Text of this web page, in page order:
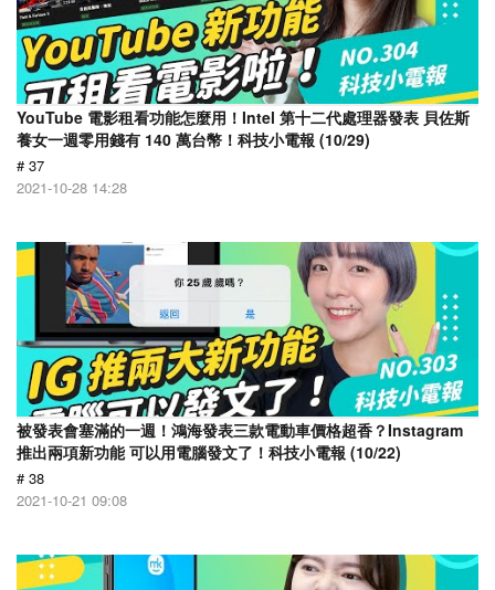
YouTube 電影租看功能怎麼用！Intel 第十二代處理器發表 貝佐斯
養女一週零用錢有 140 萬台幣！科技小電報 (10/29)
# 37
2021-10-28 14:28
被發表會塞滿的一週！鴻海發表三款電動車價格超香？Instagram
推出兩項新功能 可以用電腦發文了！科技小電報 (10/22)
# 38
2021-10-21 09:08